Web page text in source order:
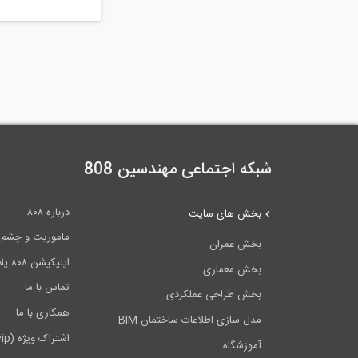
شبکه اجتماعی مهندسین 808
درباره ۸۰۸
ماموریت و چشم
اپلیکیشن ۸۰۸ پلاس
تماس با ما
همکاری با ما
اشتراک ویژه (vip)
بخش های سایت
بخش عمران
بخش معماری
بخش طراحی عملکردی
مدل سازی اطلاعات ساختمان BIM
آموزشگاه